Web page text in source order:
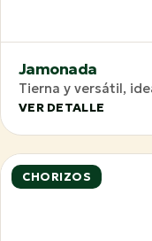
Jamonada
Tierna y versátil,
VER DETALLE
CHORIZOS